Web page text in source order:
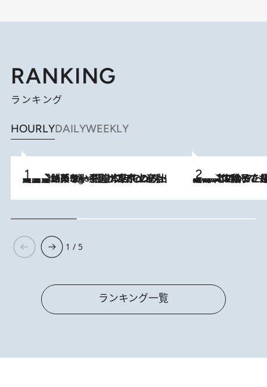
RANKING
ランキング
HOURLYDAILYWEEKLY
4 Hours Ago
【間違いのない王道・東京土産】資生堂パーラー 銀座本店でのみ出会える銘菓5選《極上プディング・濃厚チーズケーキ・ボンボンショコラほか》 2026.8.5
【阿川佐和子さんの年とる力】なぜ70代で始めた趣味は“こんなに楽しい”のか？ ピアノ、俳句…スランプに陥っても続けられる“ある秘訣”とは
1 / 5
ランキング一覧